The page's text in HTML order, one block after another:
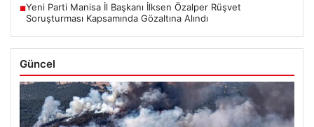
■Yeni Parti Manisa İl Başkanı İlksen Özalper Rüşvet
Soruşturması Kapsamında Gözaltına Alındı
Güncel